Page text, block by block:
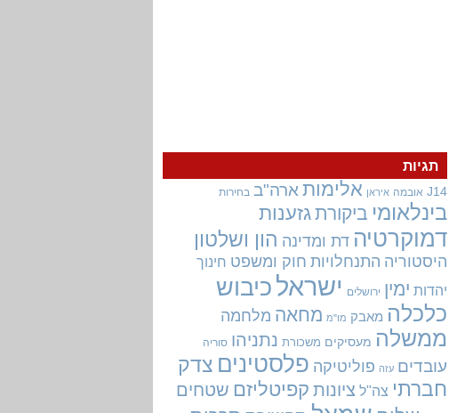
תגיות
J14 אובמה איראן אלימות ארה"ב בחירות
בינלאומי ביקורתגזענות
דמוקרטיה דת ומדינה הון ושלטון
היסטוריה התנחלויות חוק ומשפט חינוך
יהדות ימין ירושלים ישראל כיבוש
כלכלה מאבק מו"מ מחאה מלחמה
ממשלה מעסיקים משכורת נתניהו סוריה
עובדים עזה פוליטיקה פלסטינים צדק
חברתי צה"ל ציונות קפיטליזם שטחים